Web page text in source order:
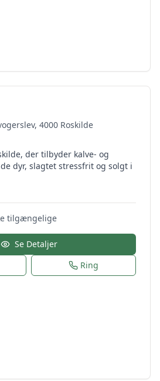
4000 Roskilde
der tilbyder kalve- og
dyr, slagtet stressfrit og solgt i
tilgængelige
Se Detaljer
Ring